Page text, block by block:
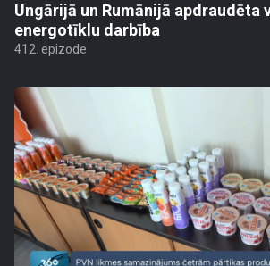
Ungārijā un Rumānijā apdraudēta
energotīklu darbība
412. epizode